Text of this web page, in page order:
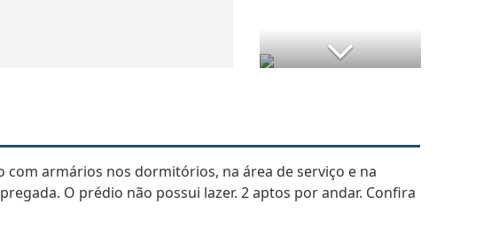
com armários nos dormitórios, na área de serviço e na
O prédio não possui lazer. 2 aptos por andar. Confira